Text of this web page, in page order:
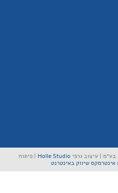
בע״מ | עיצוב גרפי Holle Studio | פיתוח
אינטרמקס שיווק באינטרנט